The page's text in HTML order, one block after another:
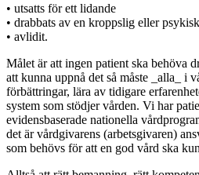
• utsatts för ett lidande
• drabbats av en kroppslig eller
• avlidit.
Målet är att ingen patient ska behöva
att kunna uppnå det så måste _alla_ i
förbättringar, lära av tidigare
system som stödjer vården. Vi har
evidensbaserade nationella
det är vårdgivarens (arbetsgivaren)
som behövs för att en god vård ska